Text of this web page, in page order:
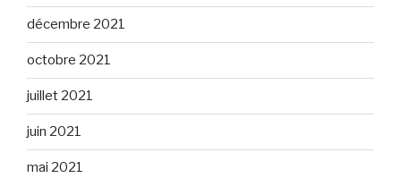
décembre 2021
octobre 2021
juillet 2021
juin 2021
mai 2021